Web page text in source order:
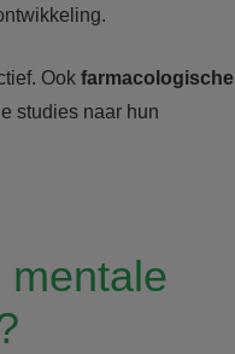
Ook farmacologische
studies naar hun